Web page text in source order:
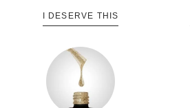
I DESERVE THIS